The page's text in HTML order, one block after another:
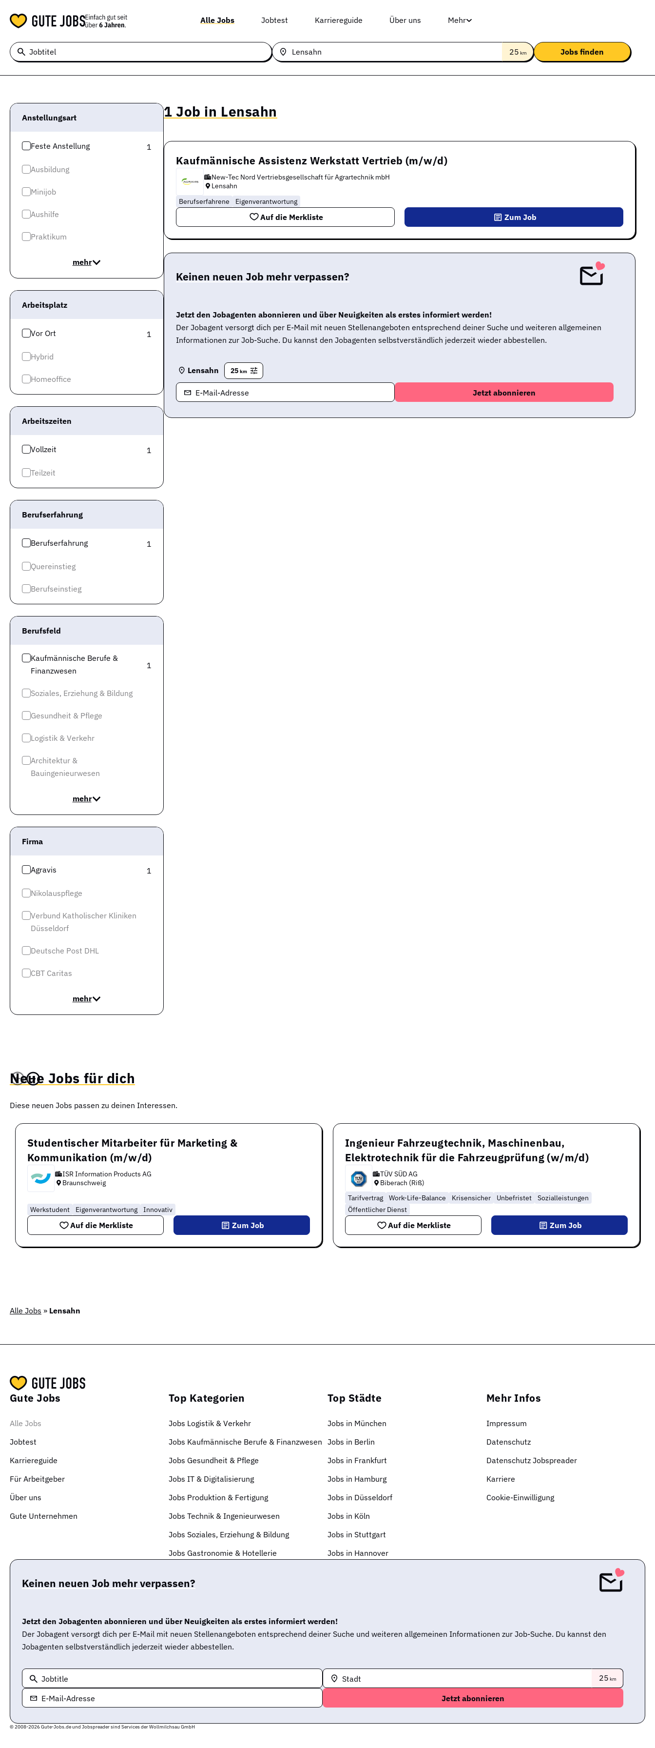
Alle Jobs Jobtest Karriereguide Über uns Mehr
Jobtitel 25 km
Anstellungsart
Feste Anstellung 1
Ausbildung
Minijob
Aushilfe
Praktikum
mehr
Arbeitsplatz
Vor Ort 1
Hybrid
Homeoffice
Arbeitszeiten
Vollzeit 1
Teilzeit
Berufserfahrung
Berufserfahrung 1
Quereinstieg
Berufseinstieg
Berufsfeld
Kaufmännische Berufe &
Finanzwesen
1
Soziales, Erziehung & Bildung
Gesundheit & Pflege
Logistik & Verkehr
Architektur &
Bauingenieurwesen
mehr
Firma
Agravis 1
Nikolauspflege
Verbund Katholischer Kliniken
Düsseldorf
Deutsche Post DHL
CBT Caritas
mehr
1 Job in Lensahn
Kaufmännische Assistenz Werkstatt Vertrieb (m/w/d)
New-Tec Nord Vertriebsgesellschaft für Agrartechnik mbH
Lensahn
Berufserfahrene
Eigenverantwortung
Auf die Merkliste Zum Job
Keinen neuen Job mehr verpassen?
Jetzt den Jobagenten abonnieren und über Neuigkeiten als erstes informiert werden!
Der Jobagent versorgt dich per E-Mail mit neuen Stellenangeboten entsprechend deiner Suche und weiteren allgemeinen
Informationen zur Job-Suche. Du kannst den Jobagenten selbstverständlich jederzeit wieder abbestellen.
Lensahn 25 km
E-Mail-Adresse
Neue Jobs für dich
Diese neuen Jobs passen zu deinen Interessen.
Studentischer Mitarbeiter für Marketing &
Kommunikation (m/w/d)
ISR Information Products AG
Braunschweig
Werkstudent Eigenverantwortung Innovativ
Auf die Merkliste Zum Job
Ingenieur Fahrzeugtechnik, Maschinenbau,
Elektrotechnik für die Fahrzeugprüfung (w/m/d)
TÜV SÜD AG
Biberach (Riß)
Tarifvertrag
Work-Life-Balance Krisensicher Unbefristet
Sozialleistungen
Öffentlicher Dienst
Auf die Merkliste Zum Job
Alle Jobs » Lensahn
Gute Jobs
Alle Jobs
Jobtest
Karriereguide
Für Arbeitgeber
Über uns
Gute Unternehmen
Top Kategorien
Jobs Logistik & Verkehr
Jobs Kaufmännische Berufe & Finanzwesen
Jobs Gesundheit & Pflege
Jobs IT & Digitalisierung
Jobs Produktion & Fertigung
Jobs Technik & Ingenieurwesen
Jobs Soziales, Erziehung & Bildung
Jobs Gastronomie & Hotellerie
Top Städte
Jobs in München
Jobs in Berlin
Jobs in Frankfurt
Jobs in Hamburg
Jobs in Düsseldorf
Jobs in Köln
Jobs in Stuttgart
Jobs in Hannover
Mehr Infos
Impressum
Datenschutz
Datenschutz Jobspreader
Karriere
Cookie-Einwilligung
Keinen neuen Job mehr verpassen?
Jetzt den Jobagenten abonnieren und über Neuigkeiten als erstes informiert werden!
Der Jobagent versorgt dich per E-Mail mit neuen Stellenangeboten entsprechend deiner Suche und weiteren allgemeinen Informationen zur Job-Suche. Du kannst den
Jobagenten selbstverständlich jederzeit wieder abbestellen.
Jobtitle Stadt 25 km
E-Mail-Adresse
© 2008-2026 Gute-Jobs.de und Jobspreader sind Services der Wollmilchsau GmbH